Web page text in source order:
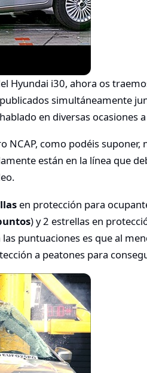
Hyundai i30, ahora os
simultáneamente
en diversas ocasiones
NCAP, como podéis suponer,
están en la línea que
en protección para
) y 2 estrellas en
puntuaciones es que al
a peatones para